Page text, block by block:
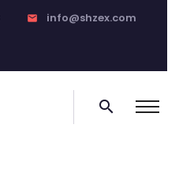
email info@shzex.com
search